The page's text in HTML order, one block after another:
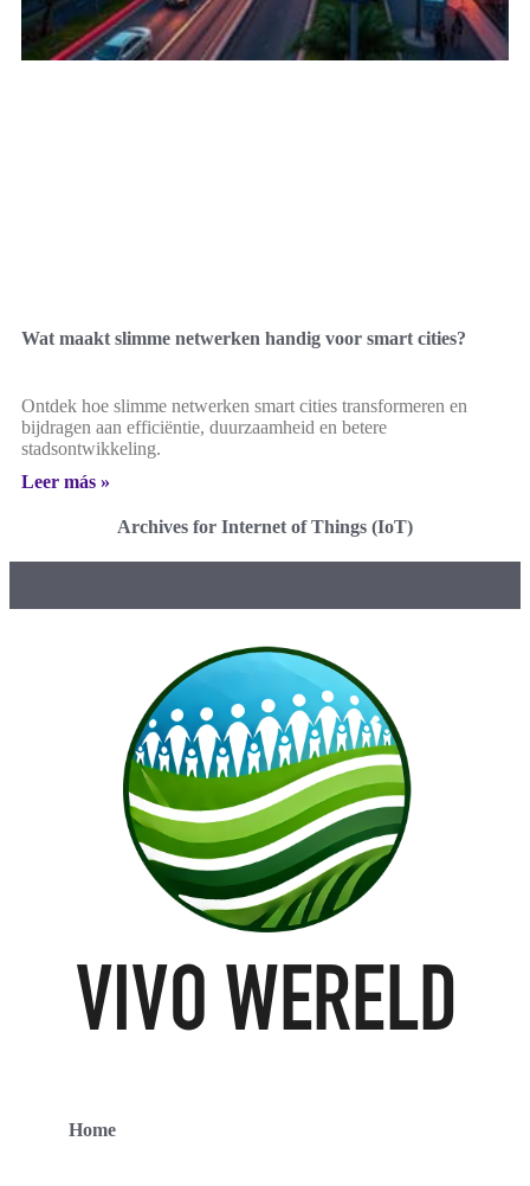
Wat maakt slimme netwerken handig voor smart cities?
Ontdek hoe slimme netwerken smart cities transformeren en
bijdragen aan efficiëntie, duurzaamheid en betere
stadsontwikkeling.
Leer más »
Archives for Internet of Things (IoT)
Home